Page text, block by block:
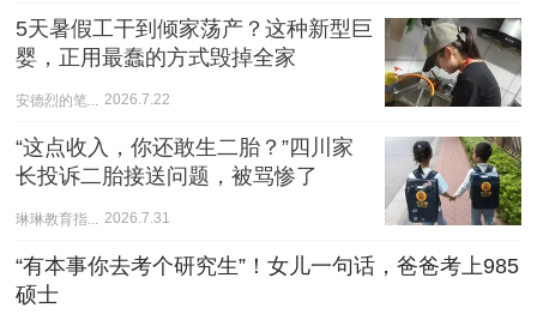
5天暑假工干到倾家荡产？这种新型巨
婴，正用最蠢的方式毁掉全家
安德烈的笔... 2026.7.22
“这点收入，你还敢生二胎？”四川家
长投诉二胎接送问题，被骂惨了
琳琳教育指... 2026.7.31
“有本事你去考个研究生”！女儿一句话，爸爸考上985
硕士